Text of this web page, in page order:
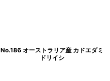
No.186 オーストラリア産 カドエダミ
ドリイシ